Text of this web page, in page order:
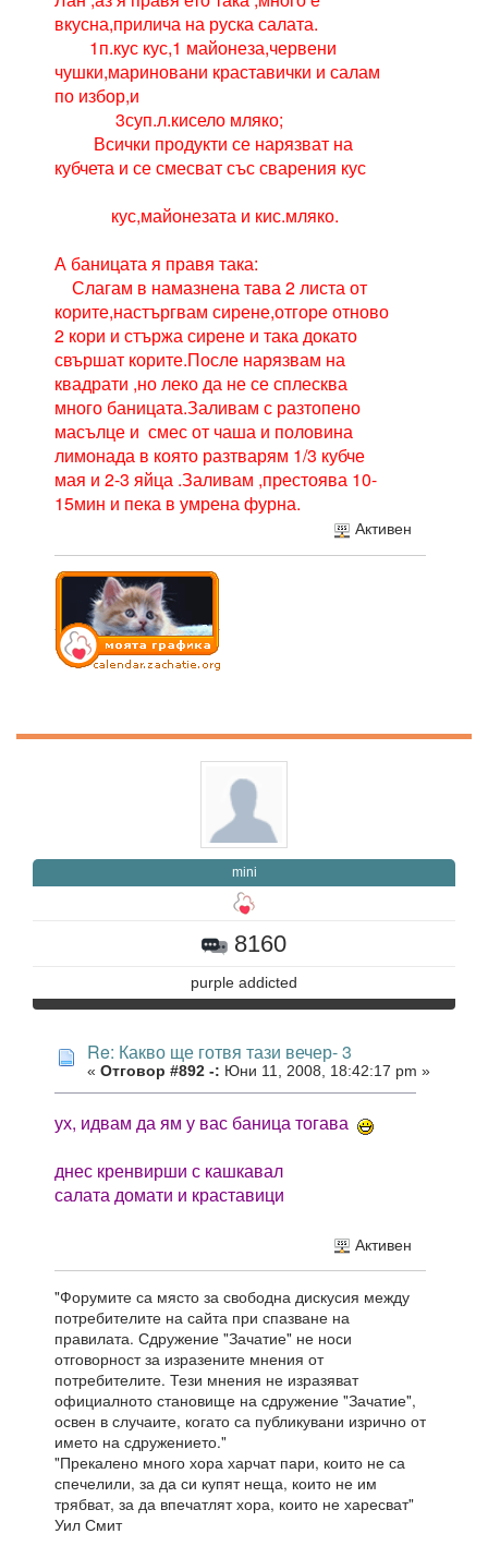
вкусна,прилича на руска салата.
1п.кус кус,1 майонеза,червени
чушки,мариновани краставички и салам
по избор,и
3суп.л.кисело мляко;
Всички продукти се нарязват на
кубчета и се смесват със сварения кус
кус,майонезата и кис.мляко.
А баницата я правя така:
Слагам в намазнена тава 2 листа от
корите,настъргвам сирене,отгоре отново
2 кори и стържа сирене и така докато
свършат корите.После нарязвам на
квадрати ,но леко да не се сплесква
много баницата.Заливам с разтопено
масълце и смес от чаша и половина
лимонада в която разтварям 1/3 кубче
мая и 2-3 яйца .Заливам ,престоява 10-
15мин и пека в умрена фурна.
Активен
mini
8160
purple addicted
Re: Какво ще готвя тази вечер- 3
« Отговор #892 -: Юни 11, 2008, 18:42:17 pm »
ух, идвам да ям у вас баница тогава
днес кренвирши с кашкавал
салата домати и краставици
Активен
"Форумите са място за свободна дискусия между
потребителите на сайта при спазване на
правилата. Сдружение "Зачатие" не носи
отговорност за изразените мнения от
потребителите. Тези мнения не изразяват
официалното становище на сдружение "Зачатие",
освен в случаите, когато са публикувани изрично от
името на сдружението."
"Прекалено много хора харчат пари, които не са
спечелили, за да си купят неща, които не им
трябват, за да впечатлят хора, които не харесват"
Уил Смит